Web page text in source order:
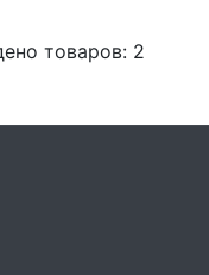
товаров: 2